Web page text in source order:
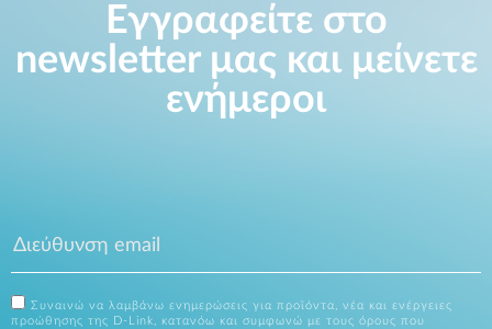
Εγγραφείτε στο
newsletter μας και μείνετε
ενήμεροι
Συναινώ να λαμβάνω ενημερώσεις για προϊόντα, νέα και ενέργειες
προώθησης της D-Link, κατανόω και συμφωνώ με τους όρους που